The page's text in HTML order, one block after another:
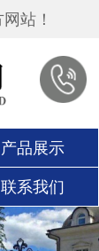
站！
产品展示
联系我们